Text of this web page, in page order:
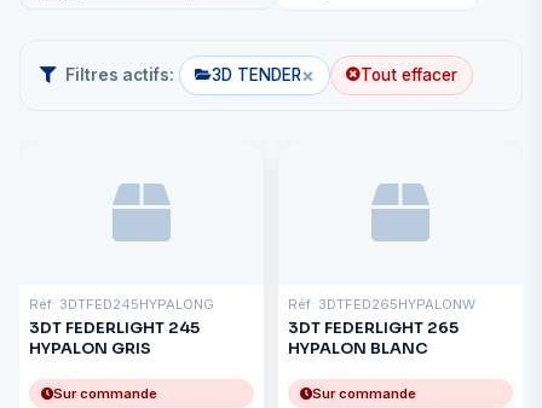
Filtres actifs: 3D TENDER× Tout effacer
Réf: 3DTFED245HYPALONG
3DT FEDERLIGHT 245
HYPALON GRIS
Sur commande
Réf: 3DTFED265HYPALONW
3DT FEDERLIGHT 265
HYPALON BLANC
Sur commande